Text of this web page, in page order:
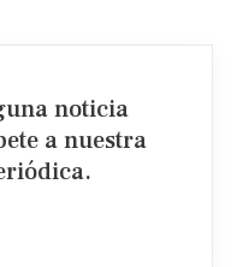
noticia
a nuestra